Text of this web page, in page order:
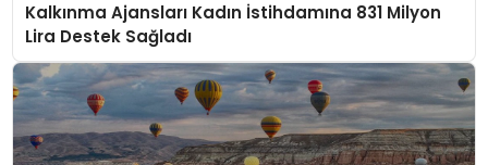
Kalkınma Ajansları Kadın İstihdamına 831 Milyon
Lira Destek Sağladı